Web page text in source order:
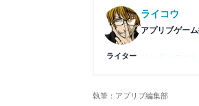
ライター
ライコウ
アプリブゲー
執筆：アプリブ編集部